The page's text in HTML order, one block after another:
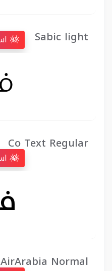
Sabic light
Co Text Regular
AirArabia Normal